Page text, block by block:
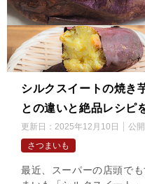
シルクスイートの焼き
との違いと絶品レシピ
更新日： 2025年12月10日 公開
さつまいも
最近、スーパーの店頭で